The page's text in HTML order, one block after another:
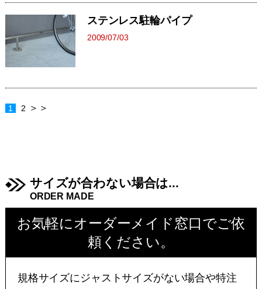
ステンレス駐輪パイプ
2009/07/03
1 2 ＞＞
サイズが合わない場合は...
ORDER MADE
お気軽にオーダーメイド窓口でご依
頼ください。
規格サイズにジャストサイズがない場合や特注